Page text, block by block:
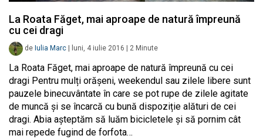
La Roata Făget, mai aproape de natură împreună
cu cei dragi
de Iulia Marc luni, 4 iulie 2016 2 Minute
La Roata Făget, mai aproape de natură împreună cu cei
dragi Pentru mulți orășeni, weekendul sau zilele libere sunt
pauzele binecuvântate în care se pot rupe de zilele agitate
de muncă și se încarcă cu bună dispoziție alături de cei
dragi. Abia așteptăm să luăm bicicletele și să pornim cât
mai repede fugind de forfota…